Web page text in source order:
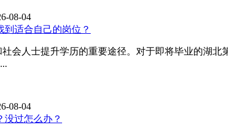
08-04
适合自己的岗位？
会人士提升学历的重要途径。对于即将毕业的湖
08-04
没过怎么办？